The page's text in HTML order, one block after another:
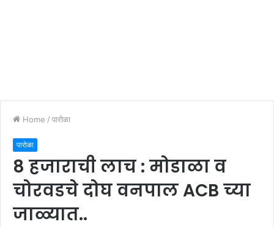
Home / पारोळा
पारोळा
8 हजाराची लाच : मोडाळा व
चोरवडचे दोघ वनपाल ACB च्या
जाळ्यात..